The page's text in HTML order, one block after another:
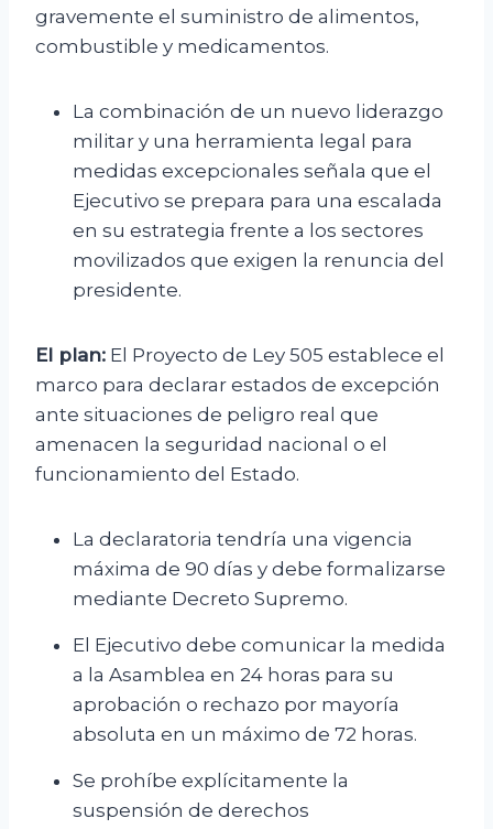
gravemente el suministro de alimentos,
combustible y medicamentos.
La combinación de un nuevo liderazgo
militar y una herramienta legal para
medidas excepcionales señala que el
Ejecutivo se prepara para una escalada
en su estrategia frente a los sectores
movilizados que exigen la renuncia del
presidente.
El plan: El Proyecto de Ley 505 establece el
marco para declarar estados de excepción
ante situaciones de peligro real que
amenacen la seguridad nacional o el
funcionamiento del Estado.
La declaratoria tendría una vigencia
máxima de 90 días y debe formalizarse
mediante Decreto Supremo.
El Ejecutivo debe comunicar la medida
a la Asamblea en 24 horas para su
aprobación o rechazo por mayoría
absoluta en un máximo de 72 horas.
Se prohíbe explícitamente la
suspensión de derechos